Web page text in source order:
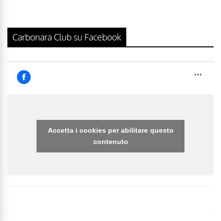
Carbonara Club su Facebook
Accetta i cookies per abilitare questo
contenuto